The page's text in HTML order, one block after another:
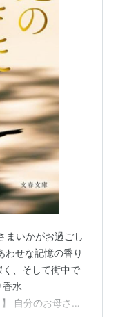
まいかがお過ごし
わせな記憶の香り
、そして街中で
香水
自分のお母さん